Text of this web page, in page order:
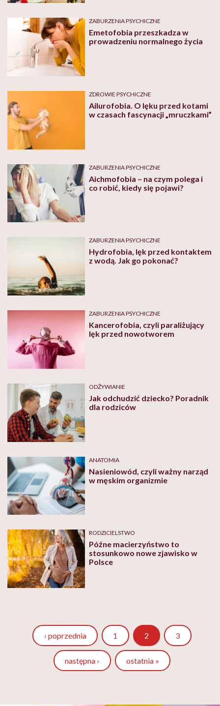
ZABURZENIA PSYCHICZNE
Emetofobia przeszkadza w
prowadzeniu normalnego życia
ZDROWIE PSYCHICZNE
Ailurofobia. O lęku przed kotami
w czasach fascynacji „mruczkami”
ZABURZENIA PSYCHICZNE
Aichmofobia – na czym polega i
co robić, kiedy się pojawi?
ZABURZENIA PSYCHICZNE
Hydrofobia, lęk przed kontaktem
z wodą. Jak go pokonać?
ZABURZENIA PSYCHICZNE
Kancerofobia, czyli paraliżujący
lęk przed nowotworem
ODŻYWIANIE
Jak odchudzić dziecko? Poradnik
dla rodziców
ANATOMIA
Nasieniowód, czyli ważny narząd
w męskim organizmie
RODZICIELSTWO
Późne macierzyństwo to
stosunkowo nowe zjawisko w
Polsce
‹ poprzednia Strona
1 2 Strona
3
następna › ostatnia »